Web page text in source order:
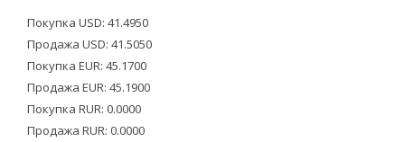
t
e
r
b
o
o
k
u
b
e
Покупка USD: 41.4950
Продажа USD: 41.5050
Покупка EUR: 45.1700
Продажа EUR: 45.1900
Покупка RUR: 0.0000
Продажа RUR: 0.0000